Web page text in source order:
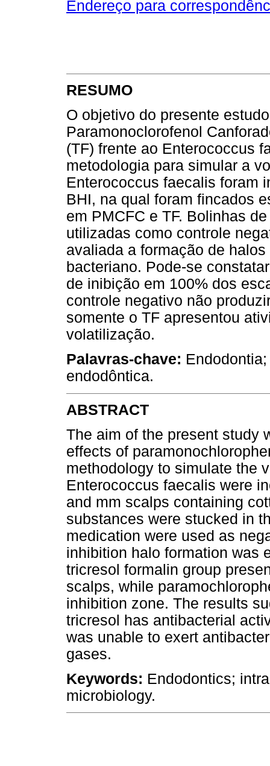
Endereço para
RESUMO
O objetivo do presente
Paramonoclorofenol
(TF) frente ao Enterococcus
metodologia para simular a
Enterococcus faecalis foram
BHI, na qual foram fincados
em PMCFC e TF. Bolinhas
utilizadas como controle
avaliada a formação de
bacteriano. Pode-se
de inibição em 100% dos
controle negativo não
somente o TF apresentou
volatilização.
Palavras-chave:
endodôntica.
ABSTRACT
The aim of the present study
effects of
methodology to simulate the
Enterococcus faecalis were
and mm scalps containing
substances were stucked in
medication were used as
inhibition halo formation was
tricresol formalin group
scalps, while
inhibition zone. The results
tricresol has antibacterial
was unable to exert
gases.
Keywords: Endodontics;
microbiology.